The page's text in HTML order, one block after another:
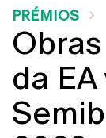
PRÉMIOS
da